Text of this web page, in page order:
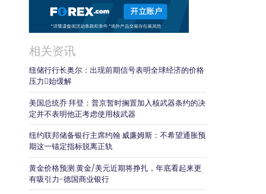
相关资讯
纽储行行长奥尔：出现前期信号表明全球经济的价格
压力𫔭始缓解
美国总统乔·拜登：普京暂时搁置加入核武器条约的决
定并不表明他正考虑使用核武器
纽约联邦储备银行主席约翰·威廉姆斯：不希望通胀预
期这一锚定指标脱离正轨
黄金价格预测:黄金/美元近期将挣扎，年底看起来更
有吸引力-德国商业银行